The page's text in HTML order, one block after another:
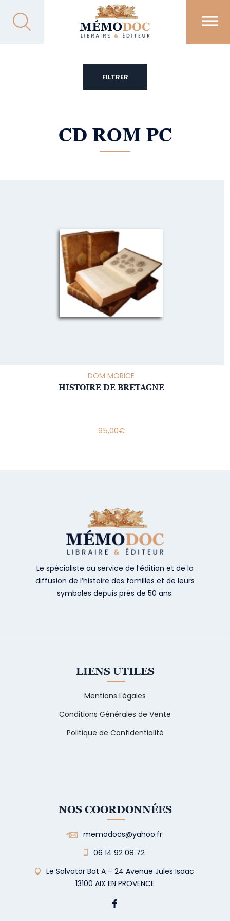
CD ROM PC
DOM MORICE
HISTOIRE DE BRETAGNE
95,00€
FILTRER
Le spécialiste au service de l’édition et de la
diffusion de l’histoire des familles et de leurs
symboles depuis près de 50 ans.
LIENS UTILES
Mentions Légales
Conditions Générales de Vente
Politique de Confidentialité
NOS COORDONNÉES
memodocs@yahoo.fr
06 14 92 08 72
Le Salvator Bat A – 24 Avenue Jules Isaac
13100 AIX EN PROVENCE